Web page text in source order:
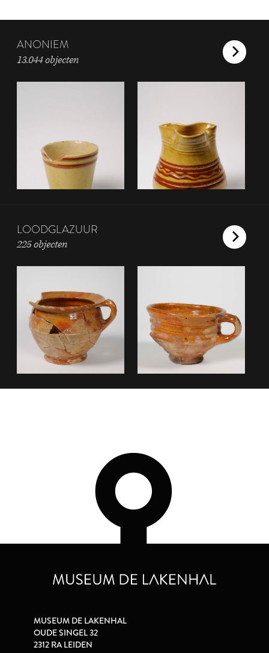
ANONIEM
13.044 objecten
LOODGLAZUUR
225 objecten
MUSEUM DE LAKENHAL
OUDE SINGEL 32
2312 RA LEIDEN